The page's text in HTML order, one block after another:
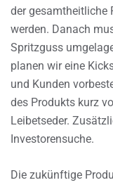
der gesamtheitliche
werden. Danach
Spritzguss
planen wir eine
und Kunden
des Produkts kurz
Leibetseder.
Investorensuche.
Die zukünftige